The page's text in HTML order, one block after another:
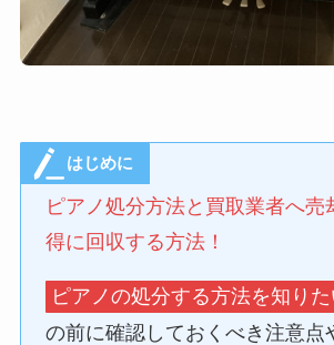
はじめに
ピアノ処分方法と買取業者へ売
得に回収する方法！
ピアノの処分する方法を知りた
の前に確認しておくべき注意点